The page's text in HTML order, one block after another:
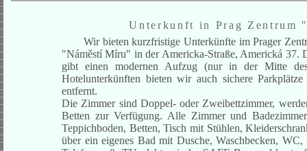
Unterkunft in Prag Zentrum
Wir bieten kurzfristige Unterkünfte im Prager
"Náměstí Míru" in der Americka-Straße, Americká 37.
gibt einen modernen Aufzug (nur in der Mitte des
Hotelunterkünften bieten wir auch sichere
entfernt.
Die Zimmer sind Doppel- oder Zweibettzimmer,
Betten zur Verfügung. Alle Zimmer und
Teppichboden, Betten, Tisch mit Stühlen,
über ein eigenes Bad mit Dusche, Waschbecken,